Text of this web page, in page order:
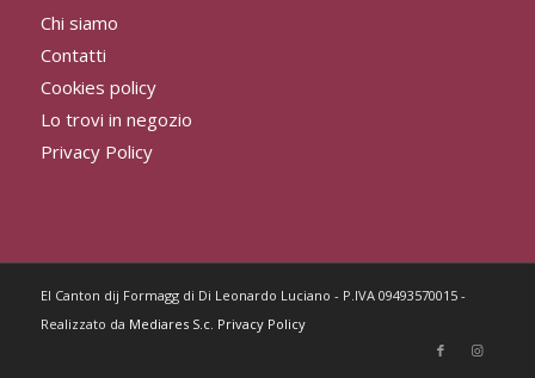
Chi siamo
Contatti
Cookies policy
Lo trovi in negozio
Privacy Policy
El Canton dij Formagg di Di Leonardo Luciano - P.IVA 09493570015 -
Realizzato da Mediares S.c. Privacy Policy